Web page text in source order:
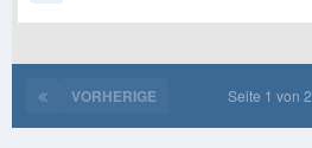
VORHERIGE Seite 1 von 2